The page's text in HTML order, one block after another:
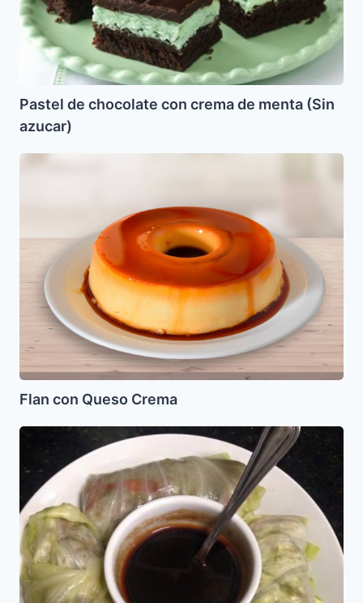
de
menta
(Sin
azucar)
Pastel de chocolate con crema de menta (Sin
azucar)
Flan
Flan con Queso Crema
Lumpias
carne
envueltas
en
repollo
(light)